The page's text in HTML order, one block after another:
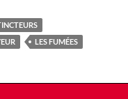
LES FUMÉES